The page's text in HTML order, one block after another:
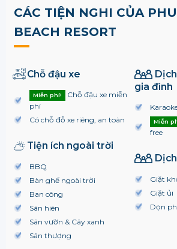
CÁC TIỆN NGHI CỦA
BEACH RESORT
Chỗ đậu xe
Miễn phí!
Chỗ đậu xe miễn
phí
Có chỗ đỗ xe riêng, an toàn
Tiện ích ngoài trời
BBQ
Bàn ghế ngoài trời
Ban công
Sân hiên
Sân vườn & Cây xanh
Sân thượng
gia đình
Miễn
free
Giặt
Giặt ủi
Dọn